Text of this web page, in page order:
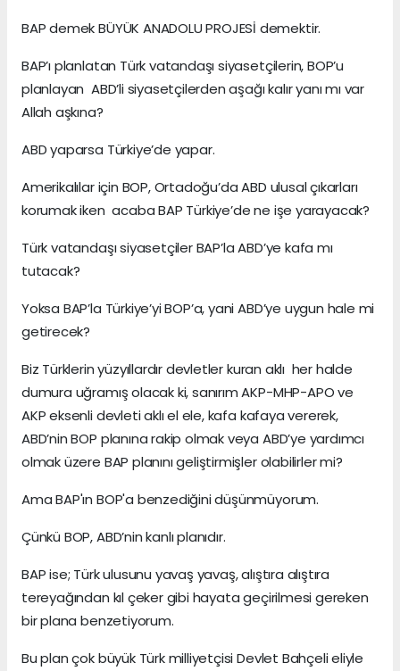
BAP demek BÜYÜK ANADOLU PROJESİ demektir.
BAP’ı planlatan Türk vatandaşı siyasetçilerin, BOP’u
planlayan ABD’li siyasetçilerden aşağı kalır yanı mı var
Allah aşkına?
ABD yaparsa Türkiye’de yapar.
Amerikalılar için BOP, Ortadoğu’da ABD ulusal çıkarları
korumak iken acaba BAP Türkiye’de ne işe yarayacak?
Türk vatandaşı siyasetçiler BAP’la ABD’ye kafa mı
tutacak?
Yoksa BAP’la Türkiye’yi BOP’a, yani ABD’ye uygun hale mi
getirecek?
Biz Türklerin yüzyıllardır devletler kuran aklı her halde
dumura uğramış olacak ki, sanırım AKP-MHP-APO ve
AKP eksenli devleti aklı el ele, kafa kafaya vererek,
ABD’nin BOP planına rakip olmak veya ABD’ye yardımcı
olmak üzere BAP planını geliştirmişler olabilirler mi?
Ama BAP'ın BOP'a benzediğini düşünmüyorum.
Çünkü BOP, ABD’nin kanlı planıdır.
BAP ise; Türk ulusunu yavaş yavaş, alıştıra alıştıra
tereyağından kıl çeker gibi hayata geçirilmesi gereken
bir plana benzetiyorum.
Bu plan çok büyük Türk milliyetçisi Devlet Bahçeli eliyle